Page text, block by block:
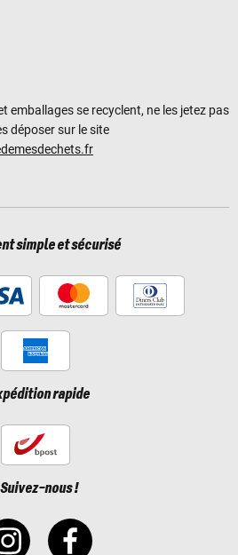
emballages se recyclent, ne les jetez pas
déposer sur le site
simple et sécurisé
rapide
Suivez-nous !